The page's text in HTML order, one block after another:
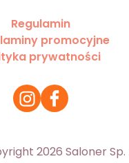
Regulamin
promocyjne
prywatności
2026 Saloner Sp.